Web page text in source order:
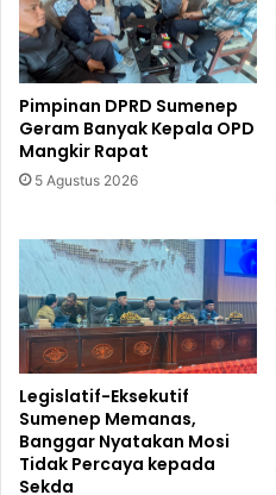
Pimpinan DPRD Sumenep
Geram Banyak Kepala OPD
Mangkir Rapat
5 Agustus 2026
Legislatif-Eksekutif
Sumenep Memanas,
Banggar Nyatakan Mosi
Tidak Percaya kepada
Sekda